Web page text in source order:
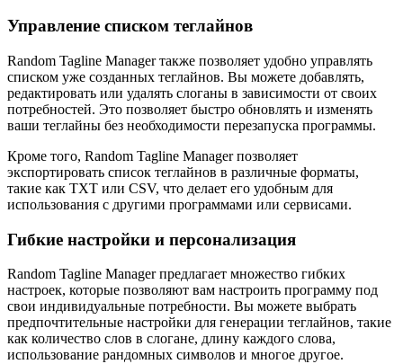
Управление списком теглайнов
Random Tagline Manager также позволяет удобно управлять
списком уже созданных теглайнов. Вы можете добавлять,
редактировать или удалять слоганы в зависимости от своих
потребностей. Это позволяет быстро обновлять и изменять
ваши теглайны без необходимости перезапуска программы.
Кроме того, Random Tagline Manager позволяет
экспортировать список теглайнов в различные форматы,
такие как TXT или CSV, что делает его удобным для
использования с другими программами или сервисами.
Гибкие настройки и персонализация
Random Tagline Manager предлагает множество гибких
настроек, которые позволяют вам настроить программу под
свои индивидуальные потребности. Вы можете выбрать
предпочтительные настройки для генерации теглайнов, такие
как количество слов в слогане, длину каждого слова,
использование рандомных символов и многое другое.